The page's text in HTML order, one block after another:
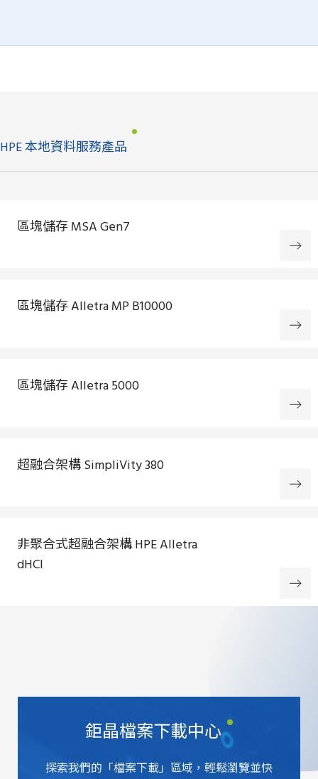
HPE 本地資料服務產品
區塊儲存 MSA Gen7
區塊儲存 Alletra MP B10000
區塊儲存 Alletra 5000
超融合架構 SimpliVity 380
非聚合式超融合架構 HPE Alletra
dHCI
鉅晶檔案下載中心
探索我們的「檔案下載」區域，輕鬆瀏覽並快